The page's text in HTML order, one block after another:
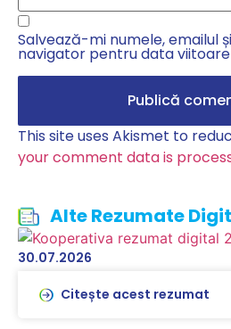
Salvează-mi numele, emailul
navigator pentru data
This site uses Akismet to
your comment data is
Alte Rezumate
30.07.2026
Citește acest rezumat